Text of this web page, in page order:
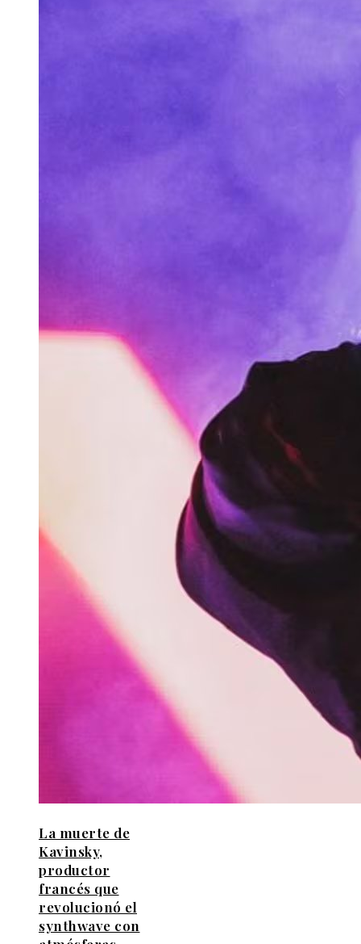
La muerte de
Kavinsky,
productor
francés que
revolucionó el
synthwave con